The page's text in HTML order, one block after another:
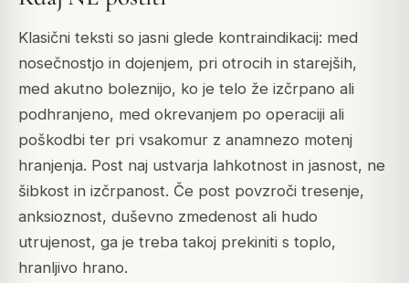
Klasični teksti so jasni glede kontraindikacij: med
nosečnostjo in dojenjem, pri otrocih in starejših,
med akutno boleznijo, ko je telo že izčrpano ali
podhranjeno, med okrevanjem po operaciji ali
poškodbi ter pri vsakomur z anamnezo motenj
hranjenja. Post naj ustvarja lahkotnost in jasnost, ne
šibkost in izčrpanost. Če post povzroči tresenje,
anksioznost, duševno zmedenost ali hudo
utrujenost, ga je treba takoj prekiniti s toplo,
hranljivo hrano.